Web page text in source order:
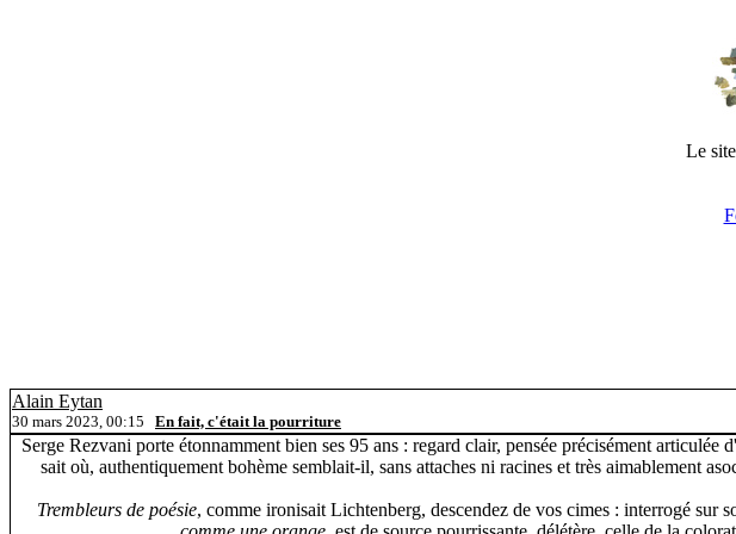
Le
Alain Eytan
30 mars 2023, 00:15 En fait, c'était la pourriture
Serge Rezvani porte étonnamment bien ses 95 ans : regard clair, pensée précisément
sait où, authentiquement bohème semblait-il, sans attaches ni racines et très aimablement
Trembleurs de poésie, comme ironisait Lichtenberg, descendez de vos cimes : interrogé sur